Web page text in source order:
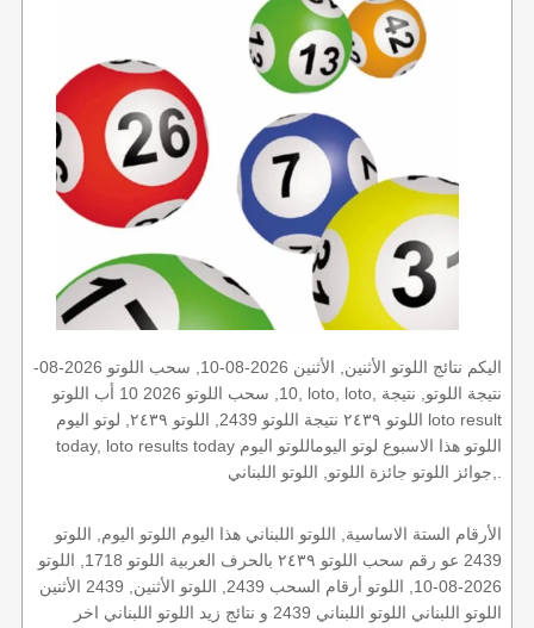
اليكم نتائج اللوتو الأثنين, الأثنين 2026-08-10, سحب اللوتو 2026-08-
10, سحب اللوتو 2026 10 أب اللوتو, loto, loto, نتيجة اللوتو, نتيجة
اللوتو ٢٤٣٩ نتيجة اللوتو 2439, اللوتو ٢٤٣٩, لوتو اليوم loto result
today, loto results today اللوتو هذا الاسبوع لوتو اليوماللوتو اليوم
الأرقام الستة الاساسية, اللوتو اللبناني هذا اليوم اللوتو اليوم, اللوتو
2439 عو رقم سحب اللوتو ٢٤٣٩ بالحرف العربية اللوتو 1718, اللوتو
2026-08-10, اللوتو أرقام السحب 2439, اللوتو الأثنين, 2439 الأثنين
اللوتو اللبناني اللوتو اللبناني 2439 و نتائج زيد اللوتو اللبناني اخر